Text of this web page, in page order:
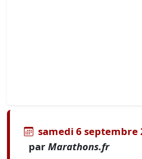
samedi 6 septembre
parMarathons.fr